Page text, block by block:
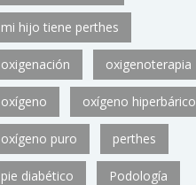
mi hijo tiene perthes
oxigenación oxigenoterapia
oxígeno oxígeno hiperbárico
oxígeno puro perthes
pie diabético Podología